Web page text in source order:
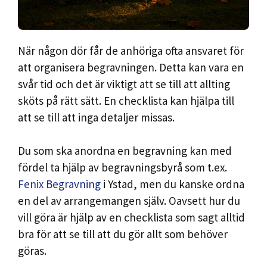
När någon dör får de anhöriga ofta ansvaret för
att organisera begravningen. Detta kan vara en
svår tid och det är viktigt att se till att allting
sköts på rätt sätt. En checklista kan hjälpa till
att se till att inga detaljer missas.
Du som ska anordna en begravning kan med
fördel ta hjälp av begravningsbyrå som t.ex.
Fenix Begravning i Ystad, men du kanske ordna
en del av arrangemangen själv. Oavsett hur du
vill göra är hjälp av en checklista som sagt alltid
bra för att se till att du gör allt som behöver
göras.